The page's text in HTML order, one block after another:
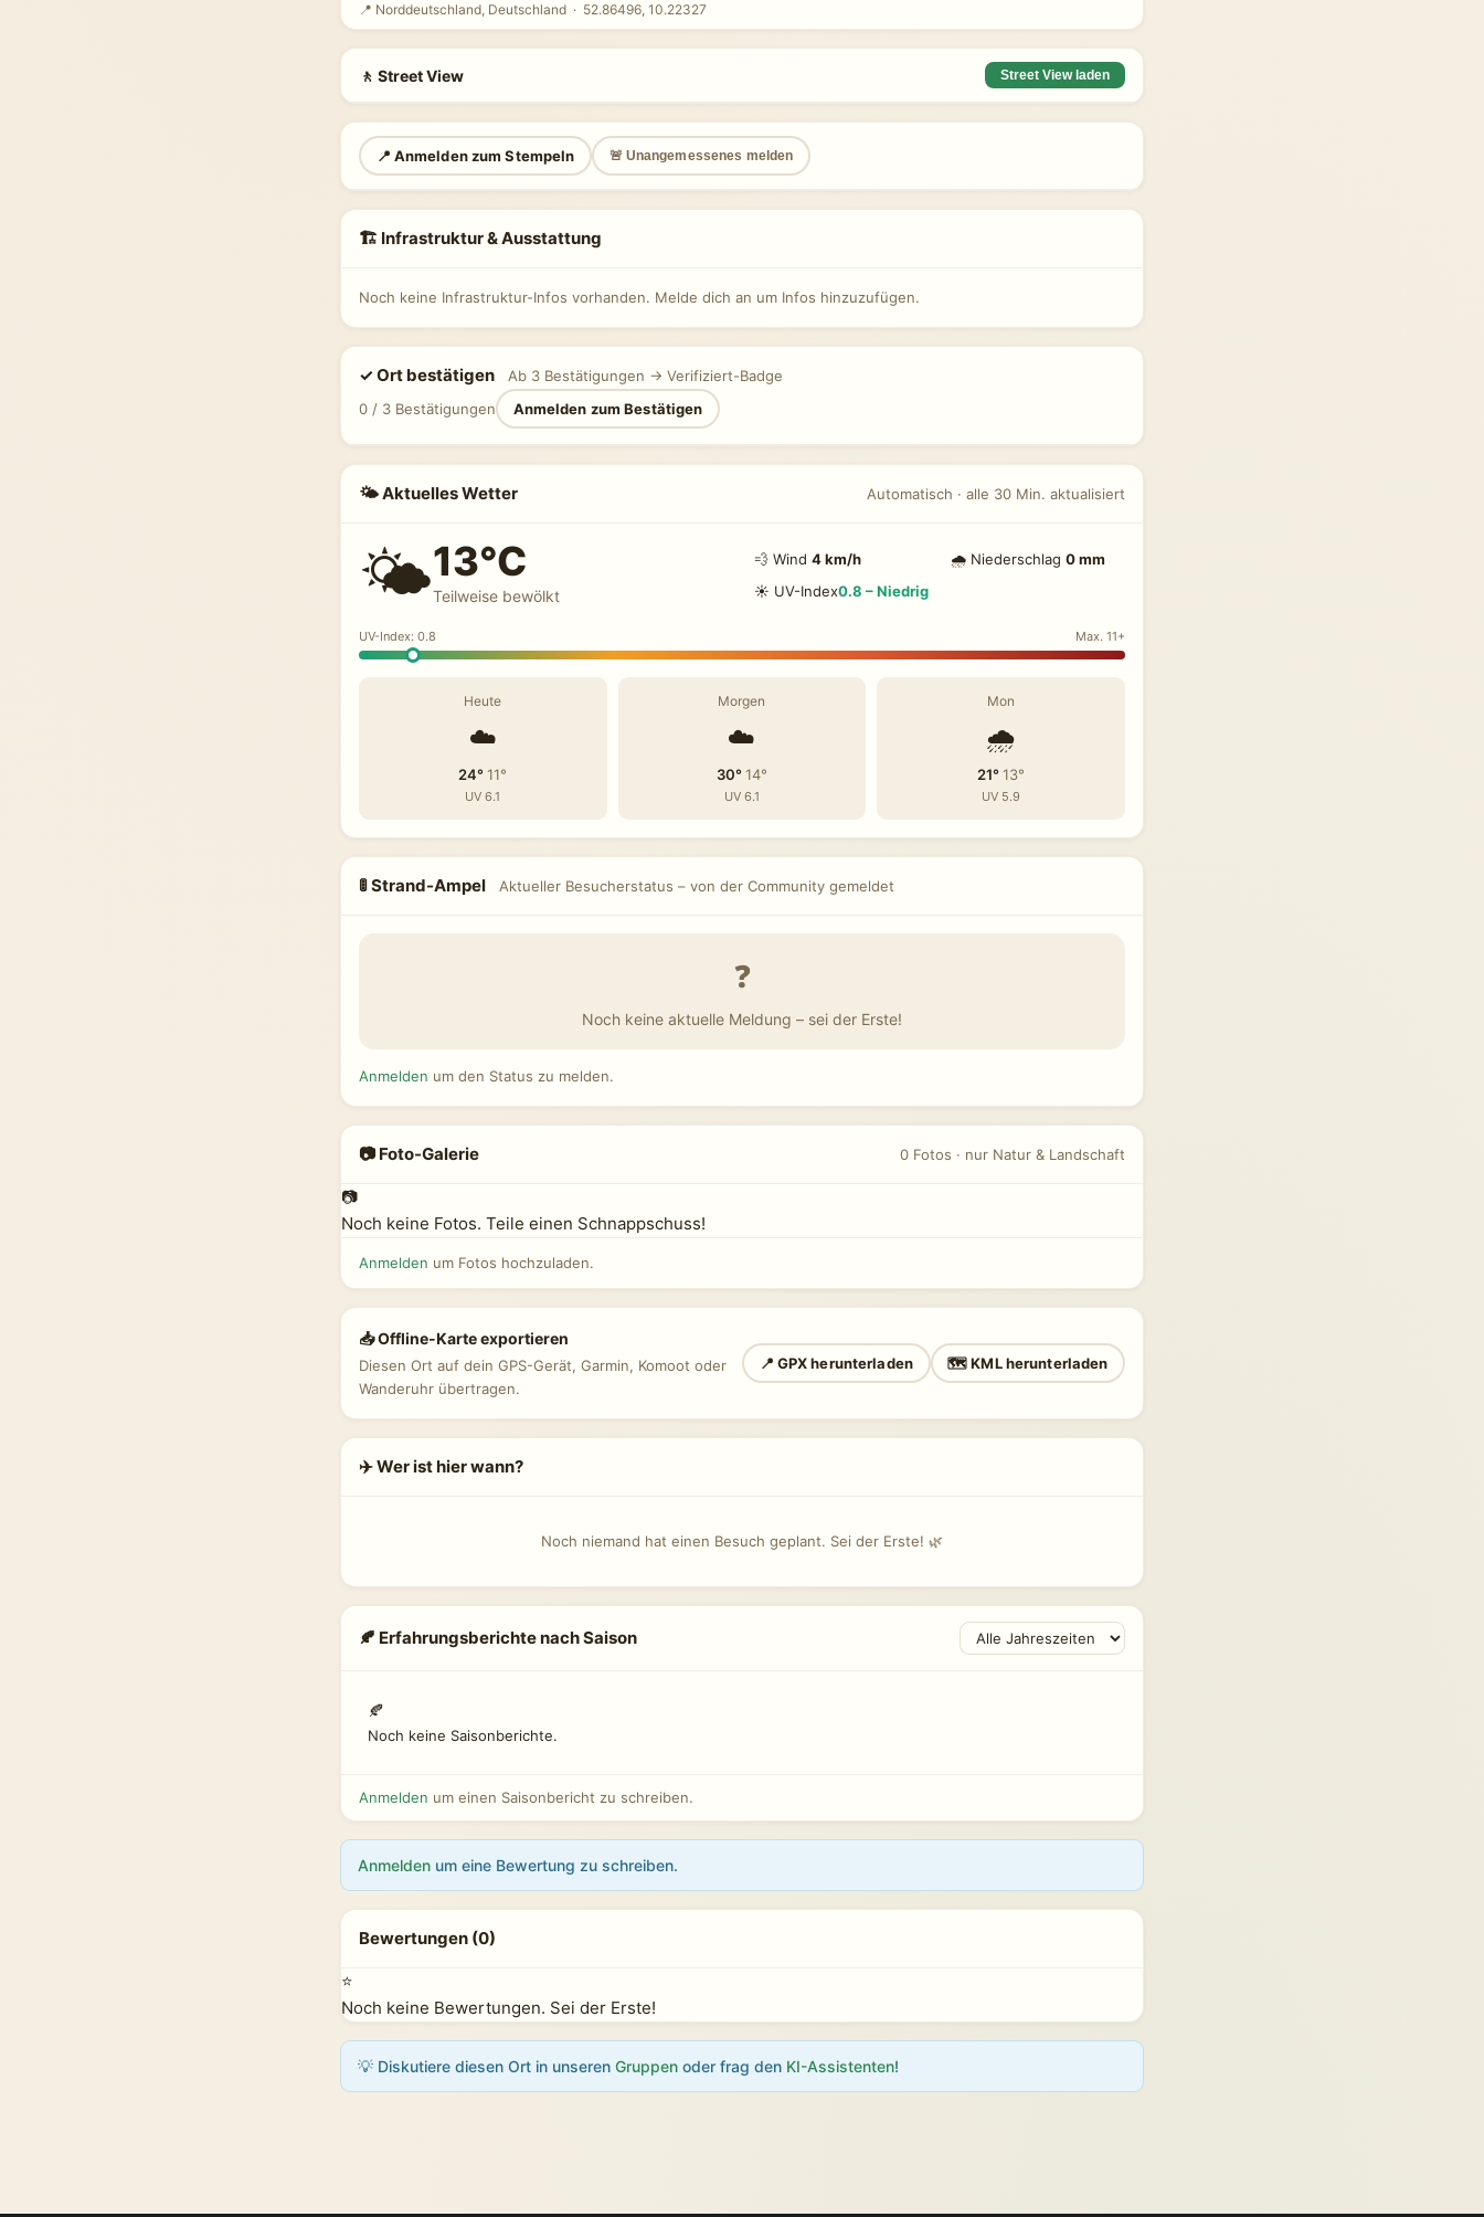
📍 Norddeutschland, Deutschland · 52.86496, 10.22327
🚶 Street View Street View laden
📍 Anmelden zum Stempeln 🚨 Unangemessenes melden
🏗 Infrastruktur & Ausstattung
Noch keine Infrastruktur-Infos vorhanden. Melde dich an um Infos hinzuzufügen.
✓ Ort bestätigen
Ab 3 Bestätigungen → Verifiziert-Badge
0 / 3 Bestätigungen
Anmelden zum Bestätigen
🌤 Aktuelles Wetter Automatisch · alle 30 Min. aktualisiert
🌤️13°C
Teilweise bewölkt
💨 Wind 4 km/h 🌧 Niederschlag 0 mm
☀️ UV-Index0.8 – Niedrig
UV-Index: 0.8 Max. 11+
Heute
☁️
24°11°
UV 6.1
Morgen
☁️
30°14°
UV 6.1
Mon
🌧️
21°13°
UV 5.9
🚦 Strand-Ampel Aktueller Besucherstatus – von der Community gemeldet
❓
Noch keine aktuelle Meldung – sei der Erste!
Anmelden um den Status zu melden.
📷 Foto-Galerie 0 Fotos · nur Natur & Landschaft
📷
Noch keine Fotos. Teile einen Schnappschuss!
Anmelden um Fotos hochzuladen.
📥 Offline-Karte exportieren
Diesen Ort auf dein GPS-Gerät, Garmin, Komoot oder
Wanderuhr übertragen.
📍 GPX herunterladen 🗺 KML herunterladen
✈️ Wer ist hier wann?
Noch niemand hat einen Besuch geplant. Sei der Erste! 🌿
🍂 Erfahrungsberichte nach Saison
🍂
Noch keine Saisonberichte.
Anmelden um einen Saisonbericht zu schreiben.
Anmelden um eine Bewertung zu schreiben.
Bewertungen (0)
⭐
Noch keine Bewertungen. Sei der Erste!
💡 Diskutiere diesen Ort in unseren Gruppen oder frag den KI-Assistenten!